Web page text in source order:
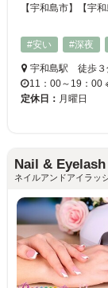
#安い
#深夜
宇和島駅 徒歩３
11：00～19：00
定休日： 月曜日
Nail &
ネイルアンドアイラッ